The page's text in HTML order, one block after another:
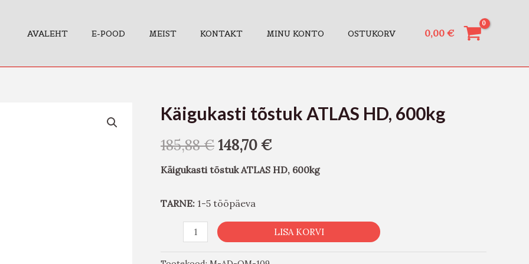
AVALEHT E-POOD MEIST KONTAKT MINU KONTO OSTUKORV 0,00 €
Käigukasti tõstuk ATLAS HD, 600kg
185,88€148,70€
Käigukasti tõstuk ATLAS HD, 600kg
TARNE: 1-5 tööpäeva
Käigukasti
ATLAS
600kg
LISA KORVI